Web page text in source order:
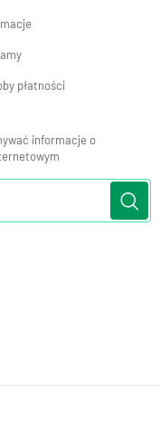
płatności
informacje o